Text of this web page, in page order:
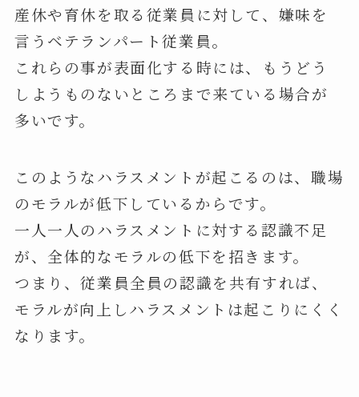
産休や育休を取る従業員に対して、嫌味を
言うベテランパート従業員。
これらの事が表面化する時には、もうどう
しようものないところまで来ている場合が
多いです。
このようなハラスメントが起こるのは、職場
のモラルが低下しているからです。
一人一人のハラスメントに対する認識不足
が、全体的なモラルの低下を招きます。
つまり、従業員全員の認識を共有すれば、
モラルが向上しハラスメントは起こりにくく
なります。